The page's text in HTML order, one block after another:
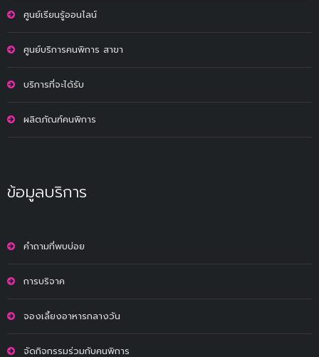
ศูนย์เรียนรู้ออนไลน์
ศูนย์บริการคนพิการ สาขา
บริการที่จะได้รับ
ผลิตภัณฑ์คนพิการ
ข้อมูลบริการ
คำถามที่พบบ่อย
การบริจาค
จองเลี้ยงอาหารกลางวัน
จัดกิจกรรมร่วมกับคนพิการ